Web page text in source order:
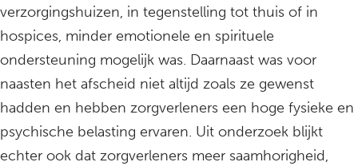
verzorgingshuizen, in tegenstelling tot thuis of in
hospices, minder emotionele en spirituele
ondersteuning mogelijk was. Daarnaast was voor
naasten het afscheid niet altijd zoals ze gewenst
hadden en hebben zorgverleners een hoge fysieke en
psychische belasting ervaren. Uit onderzoek blijkt
echter ook dat zorgverleners meer saamhorigheid,